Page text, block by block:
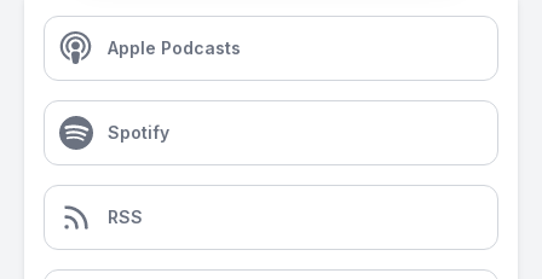
Apple Podcasts
Spotify
RSS